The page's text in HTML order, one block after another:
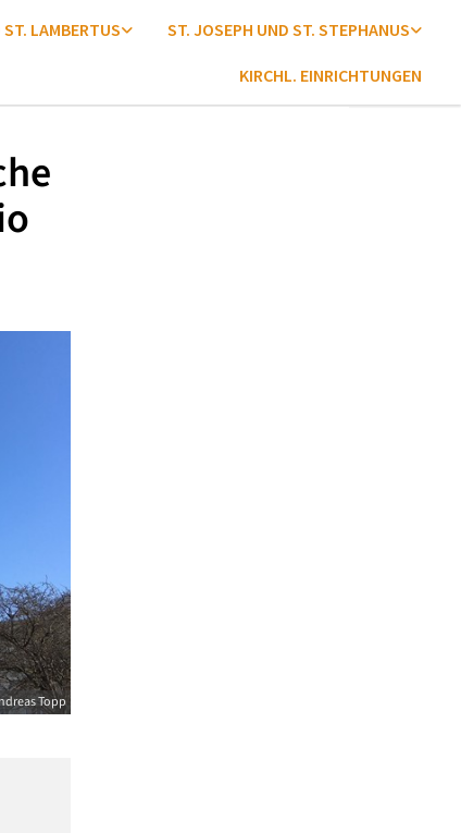
LAMBERTUS ST. JOSEPH UND ST. STEPHANUS
KIRCHL. EINRICHTUNGEN
Topp